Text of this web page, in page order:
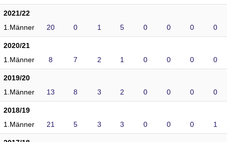
2021/22
1.Männer
20 0 1 5 0 0 0 0
2020/21
1.Männer
8 7 2 1 0 0 0 0
2019/20
1.Männer
13 8 3 2 0 0 0 0
2018/19
1.Männer
21 5 3 3 0 0 0 1